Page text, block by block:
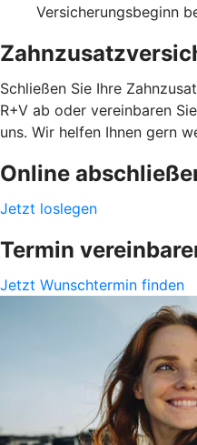
Versicherungsbeginn
Schließen Sie Ihre
R+V ab oder vereinbaren
uns. Wir helfen Ihnen gern
Online
Jetzt loslegen
Termin
Jetzt Wunschtermin finden